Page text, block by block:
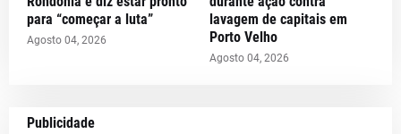
para “começar a luta”
Agosto 04, 2026
lavagem de capitais em
Porto Velho
Agosto 04, 2026
Publicidade